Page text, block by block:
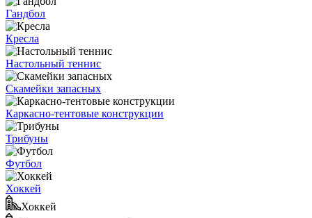
Гандбол
Кресла
Настольный теннис
Скамейки запасных
Каркасно-тентовые конструкции
Трибуны
Футбол
Хоккей
Хоккей